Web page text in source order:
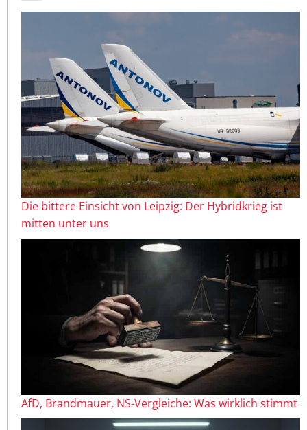
Die bittere Einsicht von Leipzig: Der Hybridkrieg ist
mitten unter uns
AfD, Brandmauer, NS-Vergleiche: Was wirklich stimmt